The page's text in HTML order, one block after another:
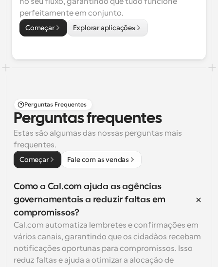
perfeitamente em conjunto.
Começar Explorar aplicações
Perguntas Frequentes
Perguntas frequentes
Estas são algumas das nossas perguntas mais
frequentes.
Começar Fale com as vendas
Como a Cal.com ajuda as agências
governamentais a reduzir faltas em
compromissos?
Cal.com automatiza lembretes e confirmações em
vários canais, garantindo que os cidadãos recebam
notificações oportunas para compromissos. Isso
reduz faltas e ajuda a otimizar a alocação de